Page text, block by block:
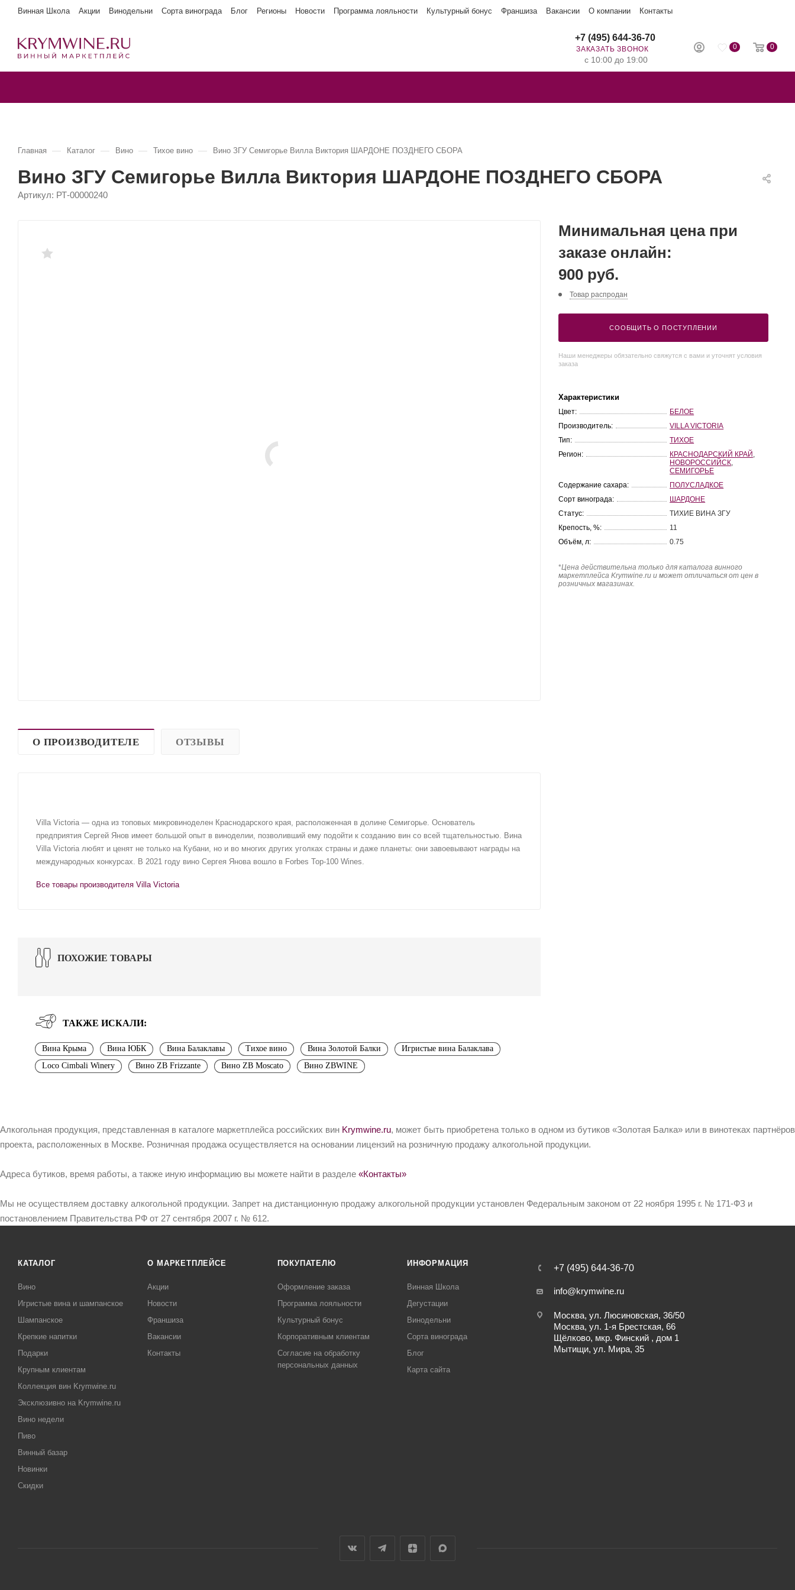
Винная Школа Акции Винодельни Сорта винограда Блог Регионы Новости Программа лояльности Культурный бонус Франшиза Вакансии О компании Контакты
0 0
+7 (495) 644-36-70
ЗАКАЗАТЬ ЗВОНОК
с 10:00 до 19:00
Главная — Каталог — Вино — Тихое вино — Вино ЗГУ Семигорье Вилла Виктория ШАРДОНЕ ПОЗДНЕГО СБОРА
Вино ЗГУ Семигорье Вилла Виктория ШАРДОНЕ ПОЗДНЕГО СБОРА
Артикул: РТ-00000240
О ПРОИЗВОДИТЕЛЕ ОТЗЫВЫ
Villa Victoria — одна из топовых микровиноделен Краснодарского края, расположенная в долине Семигорье. Основатель
предприятия Сергей Янов имеет большой опыт в виноделии, позволивший ему подойти к созданию вин со всей тщательностью. Вина
Villa Victoria любят и ценят не только на Кубани, но и во многих других уголках страны и даже планеты: они завоевывают награды на
международных конкурсах. В 2021 году вино Сергея Янова вошло в Forbes Top-100 Wines.
Все товары производителя Villa Victoria
ПОХОЖИЕ ТОВАРЫ
ТАКЖЕ ИСКАЛИ:
Вина Крыма Вина ЮБК Вина Балаклавы Тихое вино Вина Золотой Балки
Игристые вина Балаклава
Loco Cimbali Winery
Вино ZB Frizzante Вино ZB Moscato Вино ZBWINE
Минимальная цена при
заказе онлайн:
900 руб.
Товар распродан
СООБЩИТЬ О ПОСТУПЛЕНИИ
Наши менеджеры обязательно свяжутся с вами и уточнят условия
заказа
Характеристики
Цвет:
БЕЛОЕ
Производитель:
VILLA VICTORIA
Тип:
ТИХОЕ
Регион:
КРАСНОДАРСКИЙ КРАЙ
НОВОРОССИЙСК
СЕМИГОРЬЕ
Содержание сахара:
ПОЛУСЛАДКОЕ
Сорт винограда:
ШАРДОНЕ
Статус:
ТИХИЕ ВИНА ЗГУ
Крепость, %:
11
Объём, л:
0.75
*Цена действительна только для каталога винного
маркетплейса Krymwine.ru и может отличаться от цен в
розничных магазинах.
Алкогольная продукция, представленная в каталоге маркетплейса российских вин Krymwine.ru, может быть приобретена только в одном из бутиков «Золотая Балка» или в винотеках партнёров
проекта, расположенных в Москве. Розничная продажа осуществляется на основании лицензий на розничную продажу алкогольной продукции.
Адреса бутиков, время работы, а также иную информацию вы можете найти в разделе «Контакты»
Мы не осуществляем доставку алкогольной продукции. Запрет на дистанционную продажу алкогольной продукции установлен Федеральным законом от 22 ноября 1995 г. № 171-ФЗ и
постановлением Правительства РФ от 27 сентября 2007 г. № 612.
КАТАЛОГ
Вино
Игристые вина и шампанское
Шампанское
Крепкие напитки
Подарки
Крупным клиентам
Коллекция вин Krymwine.ru
Эксклюзивно на Krymwine.ru
Вино недели
Пиво
Винный базар
Новинки
Скидки
О МАРКЕТПЛЕЙСЕ
Акции
Новости
Франшиза
Вакансии
Контакты
ПОКУПАТЕЛЮ
Оформление заказа
Программа лояльности
Культурный бонус
Корпоративным клиентам
Согласие на обработку
персональных данных
ИНФОРМАЦИЯ
Винная Школа
Дегустации
Винодельни
Сорта винограда
Блог
Карта сайта
+7 (495) 644-36-70
info@krymwine.ru
Москва, ул. Люсиновская, 36/50
Москва, ул. 1-я Брестская, 66
Щёлково, мкр. Финский , дом 1
Мытищи, ул. Мира, 35